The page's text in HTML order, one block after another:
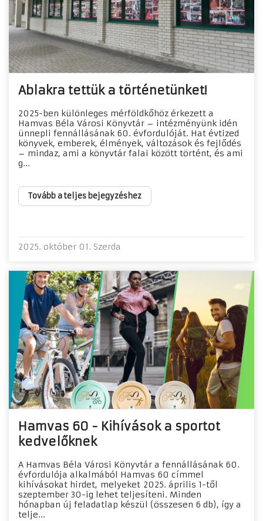
Ablakra tettük a történetünket!
2025-ben különleges mérföldkőhöz érkezett a
Hamvas Béla Városi Könyvtár – intézményünk idén
ünnepli fennállásának 60. évfordulóját. Hat évtized
könyvek, emberek, élmények, változások és fejlődés
– mindaz, ami a könyvtár falai között történt, és ami
g...
Tovább a teljes bejegyzéshez
2025. október 01. Szerda
Hamvas 60 - Kihívások a sportot
kedvelőknek
A Hamvas Béla Városi Könyvtár a fennállásának 60.
évfordulója alkalmából Hamvas 60 címmel
kihívásokat hirdet, melyeket 2025. április 1-től
szeptember 30-ig lehet teljesíteni. Minden
hónapban új feladatlap készül (összesen 6 db), így a
telje...